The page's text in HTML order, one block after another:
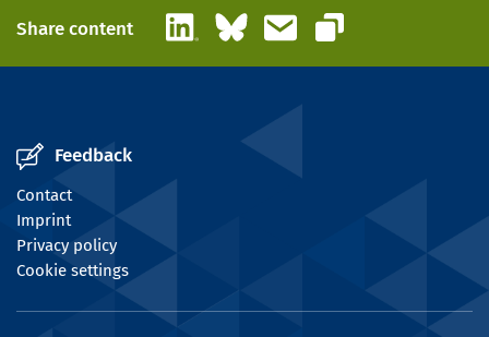
Share content LinkedInBlueskyEmail
Copy link
Feedback
Contact
Imprint
Privacy policy
Cookie settings